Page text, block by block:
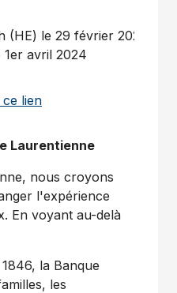
(HE) le 29 février 2024 à
1er avril 2024
ce lien
Laurentienne
nous croyons
l'expérience
En voyant au-delà
la Banque
les